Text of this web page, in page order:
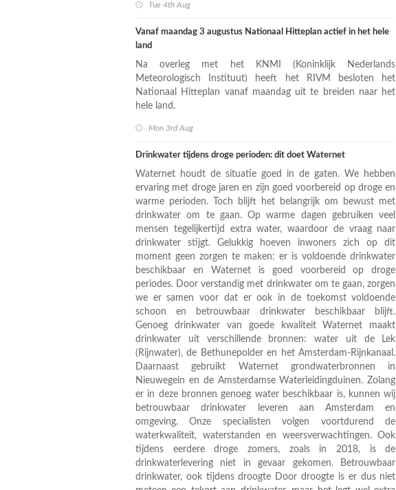
Tue 4th Aug
Vanaf maandag 3 augustus Nationaal Hitteplan actief in het hele
land
Na overleg met het KNMI (Koninklijk Nederlands
Meteorologisch Instituut) heeft het RIVM besloten het
Nationaal Hitteplan vanaf maandag uit te breiden naar het
hele land.
Mon 3rd Aug
Drinkwater tijdens droge perioden: dit doet Waternet
Waternet houdt de situatie goed in de gaten. We hebben
ervaring met droge jaren en zijn goed voorbereid op droge en
warme perioden. Toch blijft het belangrijk om bewust met
drinkwater om te gaan. Op warme dagen gebruiken veel
mensen tegelijkertijd extra water, waardoor de vraag naar
drinkwater stijgt. Gelukkig hoeven inwoners zich op dit
moment geen zorgen te maken: er is voldoende drinkwater
beschikbaar en Waternet is goed voorbereid op droge
periodes. Door verstandig met drinkwater om te gaan, zorgen
we er samen voor dat er ook in de toekomst voldoende
schoon en betrouwbaar drinkwater beschikbaar blijft.
Genoeg drinkwater van goede kwaliteit Waternet maakt
drinkwater uit verschillende bronnen: water uit de Lek
(Rijnwater), de Bethunepolder en het Amsterdam-Rijnkanaal.
Daarnaast gebruikt Waternet grondwaterbronnen in
Nieuwegein en de Amsterdamse Waterleidingduinen. Zolang
er in deze bronnen genoeg water beschikbaar is, kunnen wij
betrouwbaar drinkwater leveren aan Amsterdam en
omgeving. Onze specialisten volgen voortdurend de
waterkwaliteit, waterstanden en weersverwachtingen. Ook
tijdens eerdere droge zomers, zoals in 2018, is de
drinkwaterlevering niet in gevaar gekomen. Betrouwbaar
drinkwater, ook tijdens droogte Door droogte is er dus niet